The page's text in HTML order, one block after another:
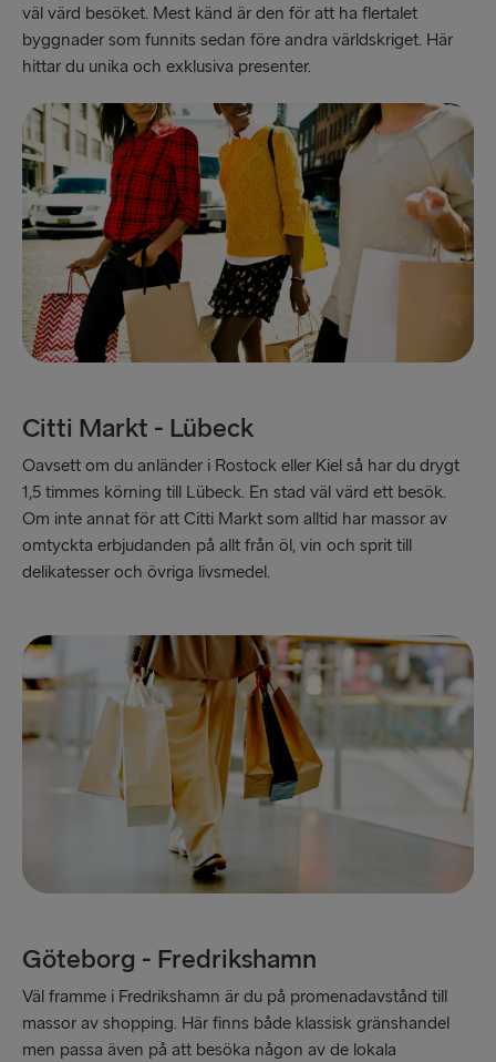
väl värd besöket. Mest känd är den för att ha flertalet
byggnader som funnits sedan före andra världskriget. Här
hittar du unika och exklusiva presenter.
Citti Markt - Lübeck
Oavsett om du anländer i Rostock eller Kiel så har du drygt
1,5 timmes körning till Lübeck. En stad väl värd ett besök.
Om inte annat för att Citti Markt som alltid har massor av
omtyckta erbjudanden på allt från öl, vin och sprit till
delikatesser och övriga livsmedel.
Göteborg - Fredrikshamn
Väl framme i Fredrikshamn är du på promenadavstånd till
massor av shopping. Här finns både klassisk gränshandel
men passa även på att besöka någon av de lokala